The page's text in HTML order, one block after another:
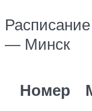
— Минск
Номер